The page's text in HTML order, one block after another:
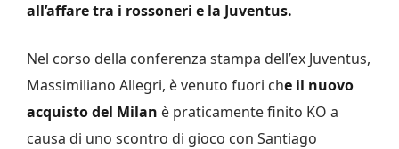
all’affare tra i rossoneri e la Juventus.
Nel corso della conferenza stampa dell’ex Juventus,
Massimiliano Allegri, è venuto fuori che il nuovo
acquisto del Milan è praticamente finito KO a
causa di uno scontro di gioco con Santiago